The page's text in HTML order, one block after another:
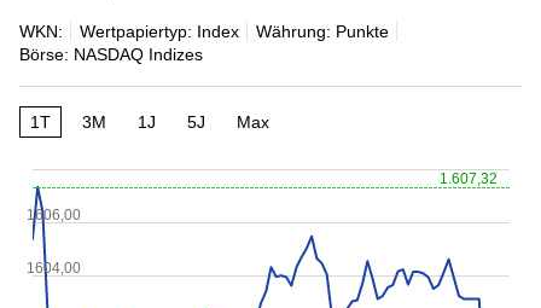
WKN: Wertpapiertyp: Index
Währung: Punkte
Börse: NASDAQ Indizes
1T 3M 1J 5J Max
1.607,32
1604,00
1606,00